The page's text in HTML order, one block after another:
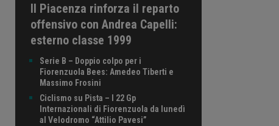
Il Piacenza rinforza il reparto
offensivo con Andrea Capelli:
esterno classe 1999
Serie B – Doppio colpo per i
Fiorenzuola Bees: Amedeo Tiberti e
Massimo Frosini
Ciclismo su Pista – I 22 Gp
Internazionali di Fiorenzuola da lunedì
al Velodromo “Attilio Pavesi”